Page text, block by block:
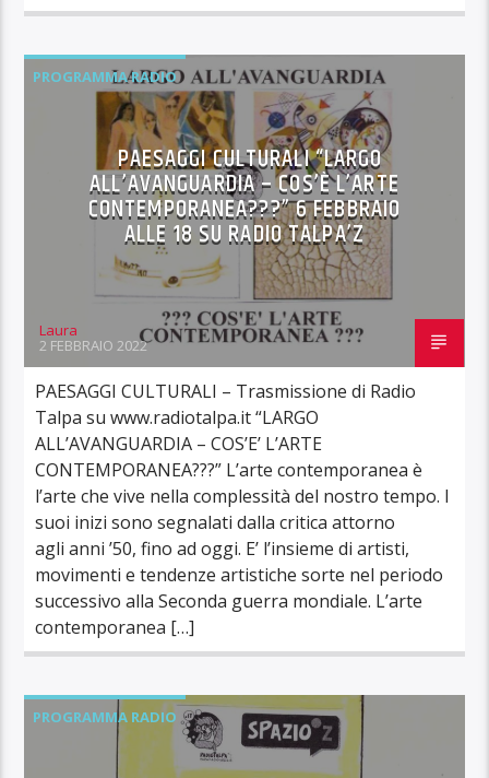
PROGRAMMA RADIO
PAESAGGI CULTURALI “LARGO
ALL’AVANGUARDIA – COS’È L’ARTE
CONTEMPORANEA???” 6 FEBBRAIO
ALLE 18 SU RADIO TALPA’Z
Laura
2 FEBBRAIO 2022
PAESAGGI CULTURALI – Trasmissione di Radio
Talpa su www.radiotalpa.it “LARGO
ALL’AVANGUARDIA – COS’E’ L’ARTE
CONTEMPORANEA???” L’arte contemporanea è
l’arte che vive nella complessità del nostro tempo. I
suoi inizi sono segnalati dalla critica attorno
agli anni ’50, fino ad oggi. E’ l’insieme di artisti,
movimenti e tendenze artistiche sorte nel periodo
successivo alla Seconda guerra mondiale. L’arte
contemporanea […]
PROGRAMMA RADIO